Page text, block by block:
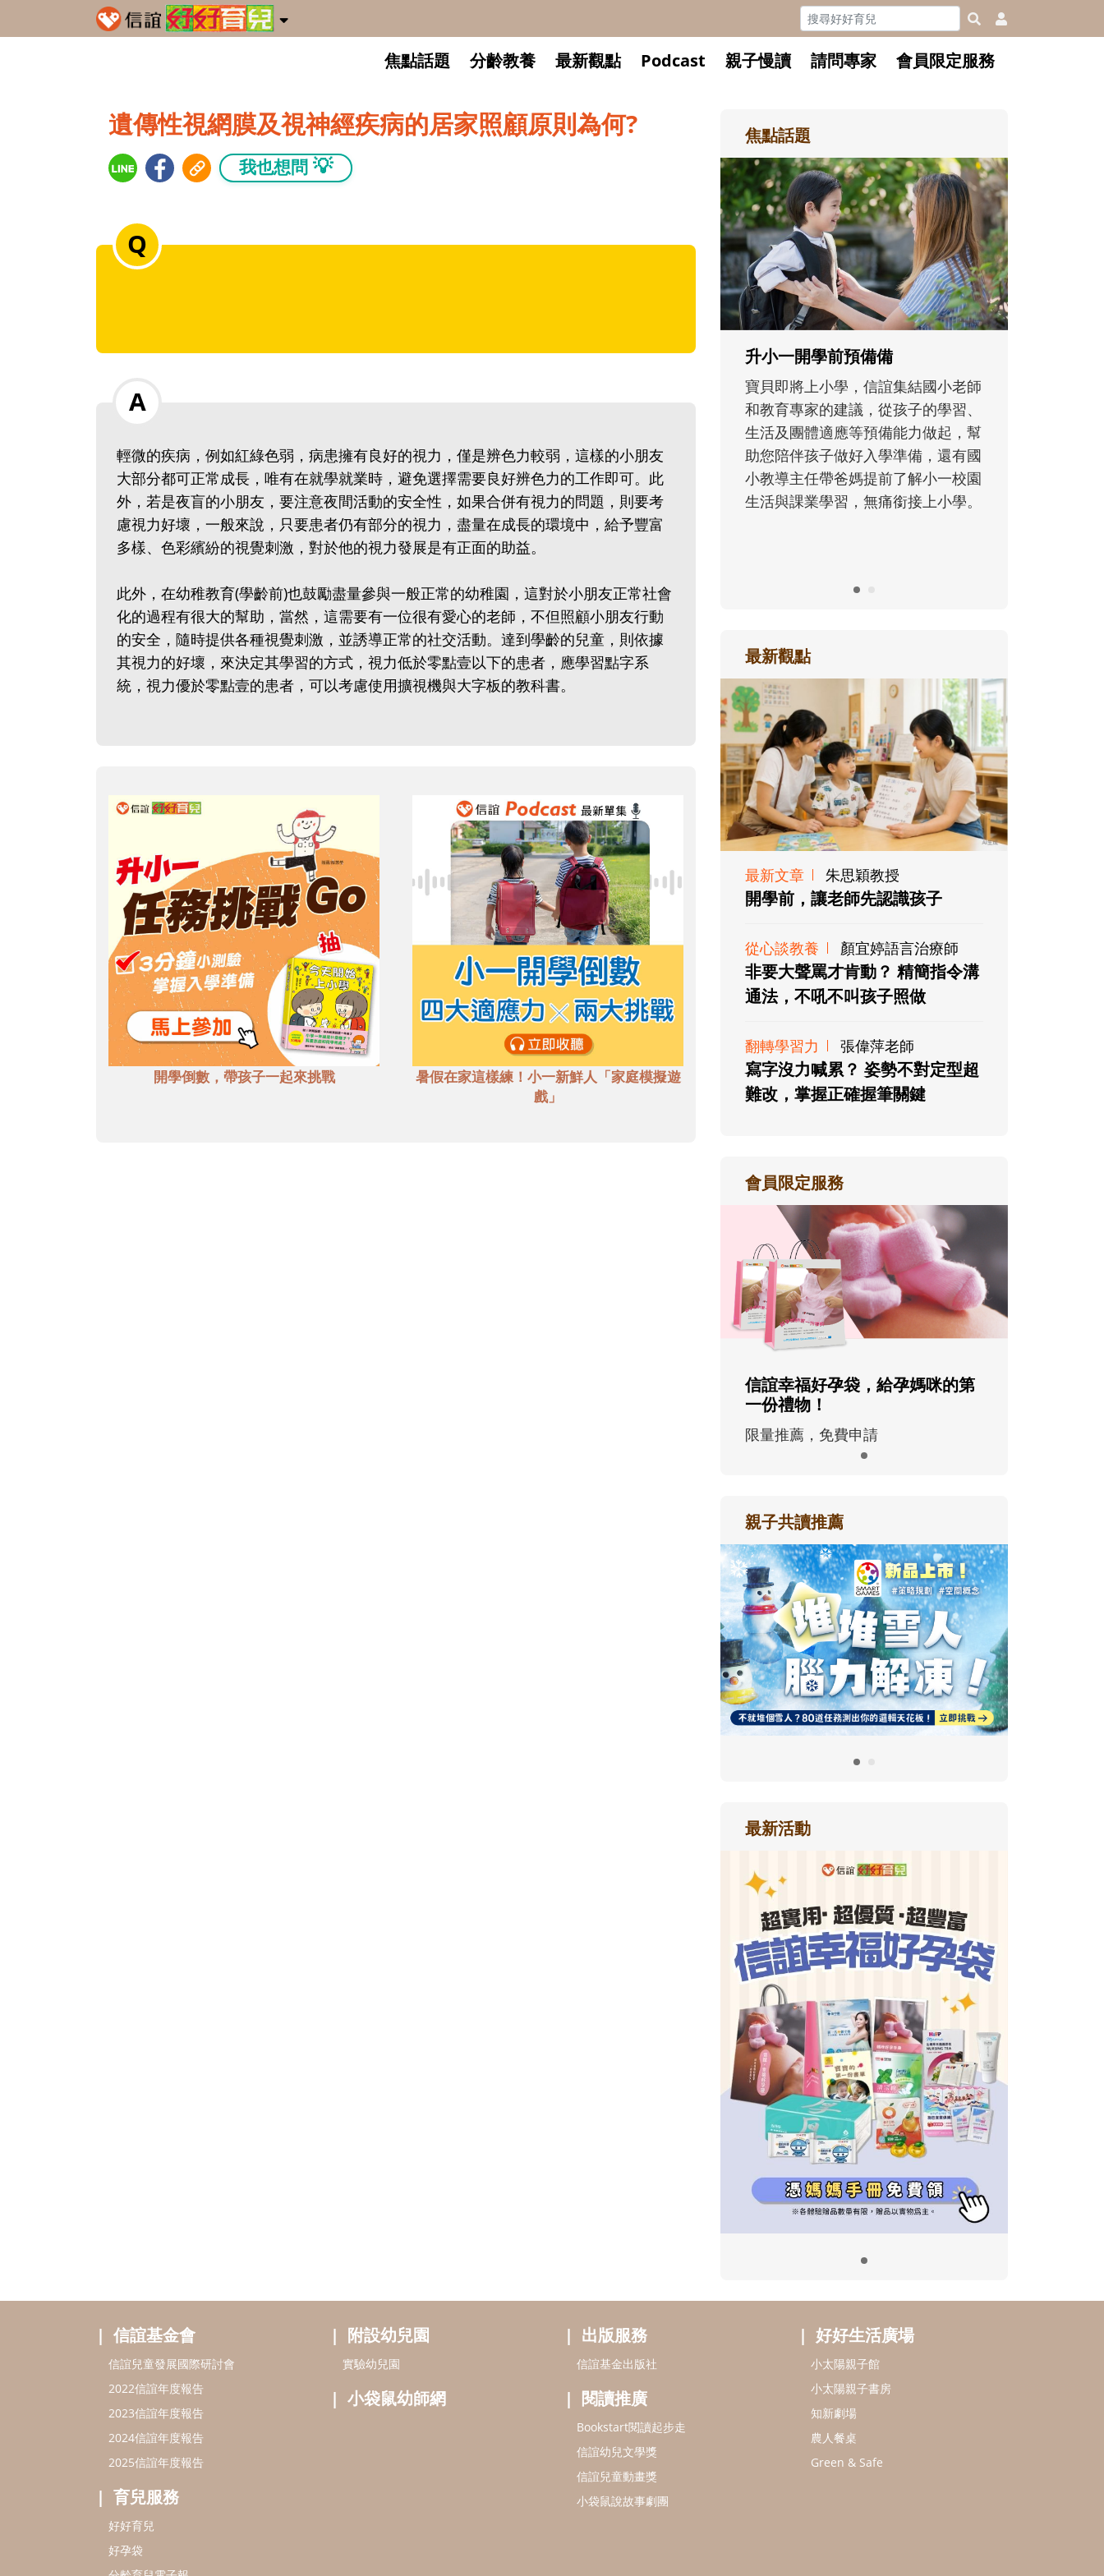
焦點話題 分齡教養 最新觀點 Podcast 親子慢讀 請問專家 會員限定服務
遺傳性視網膜及視神經疾病的居家照顧原則為何?
我也想問 💡
輕微的疾病，例如紅綠色弱，病患擁有良好的視力，僅是辨色力較弱，這樣的小朋友
大部分都可正常成長，唯有在就學就業時，避免選擇需要良好辨色力的工作即可。此
外，若是夜盲的小朋友，要注意夜間活動的安全性，如果合併有視力的問題，則要考
慮視力好壞，一般來說，只要患者仍有部分的視力，盡量在成長的環境中，給予豐富
多樣、色彩繽紛的視覺刺激，對於他的視力發展是有正面的助益。
此外，在幼稚教育(學齡前)也鼓勵盡量參與一般正常的幼稚園，這對於小朋友正常社會
化的過程有很大的幫助，當然，這需要有一位很有愛心的老師，不但照顧小朋友行動
的安全，隨時提供各種視覺刺激，並誘導正常的社交活動。達到學齡的兒童，則依據
其視力的好壞，來決定其學習的方式，視力低於零點壹以下的患者，應學習點字系
統，視力優於零點壹的患者，可以考慮使用擴視機與大字板的教科書。
開學倒數，帶孩子一起來挑戰
暑假在家這樣練！小一新鮮人「家庭模擬遊
戲」
焦點話題
升小一開學前預備備
寶貝即將上小學，信誼集結國小老師
和教育專家的建議，從孩子的學習、
生活及團體適應等預備能力做起，幫
助您陪伴孩子做好入學準備，還有國
小教導主任帶爸媽提前了解小一校園
生活與課業學習，無痛銜接上小學。
最新觀點
最新文章 朱思穎教授
開學前，讓老師先認識孩子
從心談教養 顏宜婷語言治療師
非要大聲罵才肯動？ 精簡指令溝
通法，不吼不叫孩子照做
翻轉學習力 張偉萍老師
寫字沒力喊累？ 姿勢不對定型超
難改，掌握正確握筆關鍵
會員限定服務
信誼幸福好孕袋，給孕媽咪的第
一份禮物！
限量推薦，免費申請
親子共讀推薦
最新活動
信誼基金會
信誼兒童發展國際研討會
2022信誼年度報告
2023信誼年度報告
2024信誼年度報告
2025信誼年度報告
育兒服務
好好育兒
好孕袋
附設幼兒園
實驗幼兒園
小袋鼠幼師網
出版服務
信誼基金出版社
閱讀推廣
Bookstart閱讀起步走
信誼幼兒文學獎
信誼兒童動畫獎
小袋鼠說故事劇團
好好生活廣場
小太陽親子館
小太陽親子書房
知新劇場
農人餐桌
Green & Safe